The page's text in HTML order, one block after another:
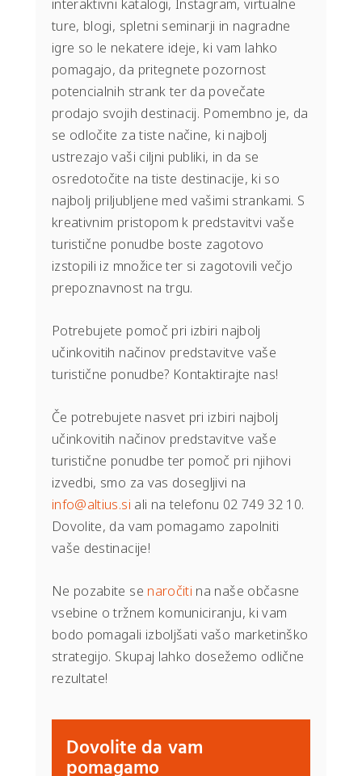
interaktivni katalogi, Instagram, virtualne
ture, blogi, spletni seminarji in nagradne
igre so le nekatere ideje, ki vam lahko
pomagajo, da pritegnete pozornost
potencialnih strank ter da povečate
prodajo svojih destinacij. Pomembno je, da
se odločite za tiste načine, ki najbolj
ustrezajo vaši ciljni publiki, in da se
osredotočite na tiste destinacije, ki so
najbolj priljubljene med vašimi strankami. S
kreativnim pristopom k predstavitvi vaše
turistične ponudbe boste zagotovo
izstopili iz množice ter si zagotovili večjo
prepoznavnost na trgu.
Potrebujete pomoč pri izbiri najbolj
učinkovitih načinov predstavitve vaše
turistične ponudbe? Kontaktirajte nas!
Če potrebujete nasvet pri izbiri najbolj
učinkovitih načinov predstavitve vaše
turistične ponudbe ter pomoč pri njihovi
izvedbi, smo za vas dosegljivi na
info@altius.si ali na telefonu 02 749 32 10.
Dovolite, da vam pomagamo zapolniti
vaše destinacije!
Ne pozabite se naročiti na naše občasne
vsebine o tržnem komuniciranju, ki vam
bodo pomagali izboljšati vašo marketinško
strategijo. Skupaj lahko dosežemo odlične
rezultate!
Dovolite da vam
pomagamo